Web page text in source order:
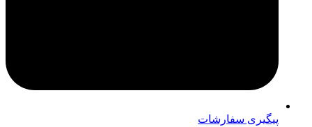
پیگیری سفارشات